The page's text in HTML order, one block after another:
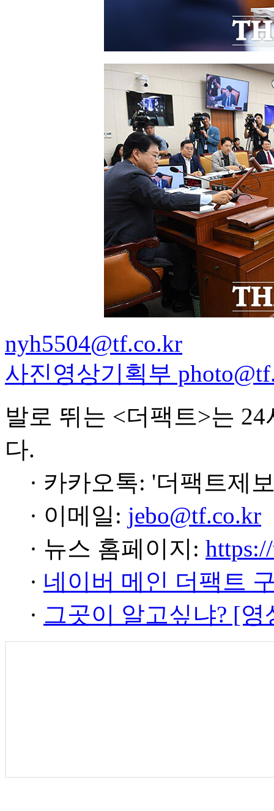
nyh5504@tf.co.kr
사진영상기획부
발로 뛰는 <더팩트>는
다.
· 카카오톡: '더팩트제
· 이메일: jebo@tf.co.kr
· 뉴스 홈페이지:
· 네이버 메인 더팩트
· 그곳이 알고싶냐? [